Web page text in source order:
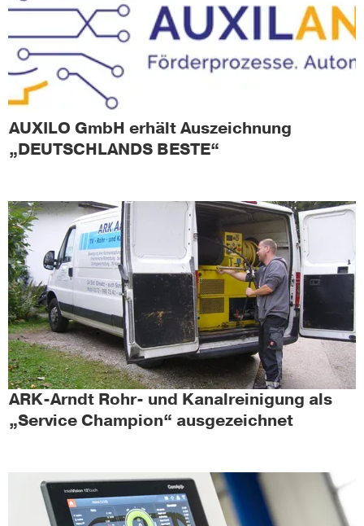
AUXILO GmbH erhält Auszeichnung
„DEUTSCHLANDS BESTE“
ARK-Arndt Rohr- und Kanalreinigung als
„Service Champion“ ausgezeichnet